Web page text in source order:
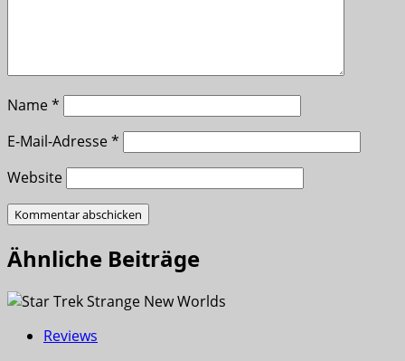
Name*
E-Mail-Adresse*
Website
Ähnliche Beiträge
Reviews